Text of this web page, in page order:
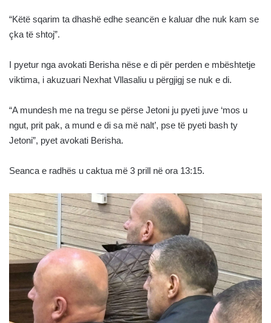
“Këtë sqarim ta dhashë edhe seancën e kaluar dhe nuk kam se
çka të shtoj”.
I pyetur nga avokati Berisha nëse e di për perden e mbështetje
viktima, i akuzuari Nexhat Vllasaliu u përgjigj se nuk e di.
“A mundesh me na tregu se përse Jetoni ju pyeti juve ‘mos u
ngut, prit pak, a mund e di sa më nalt’, pse të pyeti bash ty
Jetoni”, pyet avokati Berisha.
Seanca e radhës u caktua më 3 prill në ora 13:15.